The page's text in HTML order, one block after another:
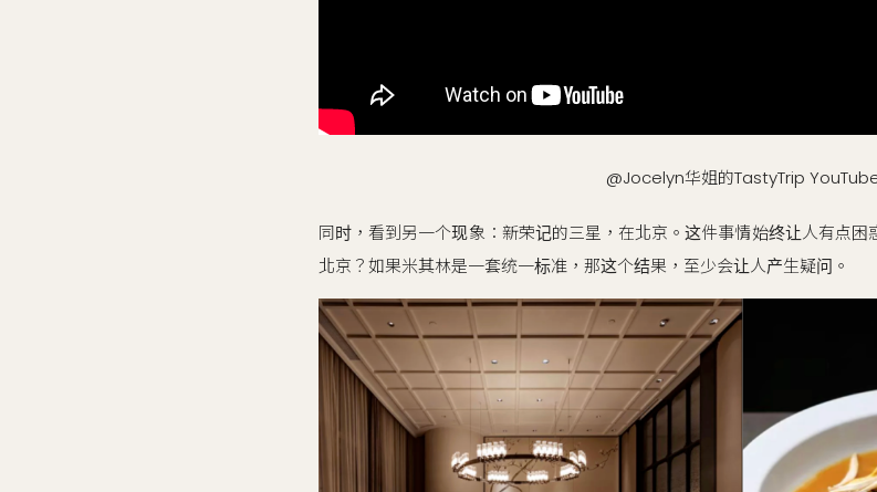
@Jocelyn华姐的TastyTrip
同时，看到另一个现象：新荣记的三星，在北京。这件事情始终让人有点
北京？如果米其林是一套统一标准，那这个结果，至少会让人产生疑问。